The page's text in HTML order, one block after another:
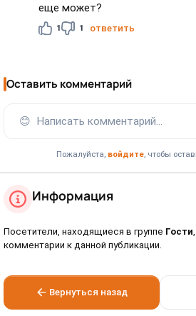
еще может?
1 1 ответить
Оставить комментарий
😊 Написать комментарий...
Пожалуйста, войдите, чтобы
Информация
Посетители, находящиеся в группе Гости
комментарии к данной публикации.
Вернуться назад